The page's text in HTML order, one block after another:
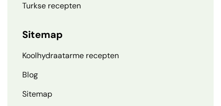
Turkse recepten
Sitemap
Koolhydraatarme recepten
Blog
Sitemap